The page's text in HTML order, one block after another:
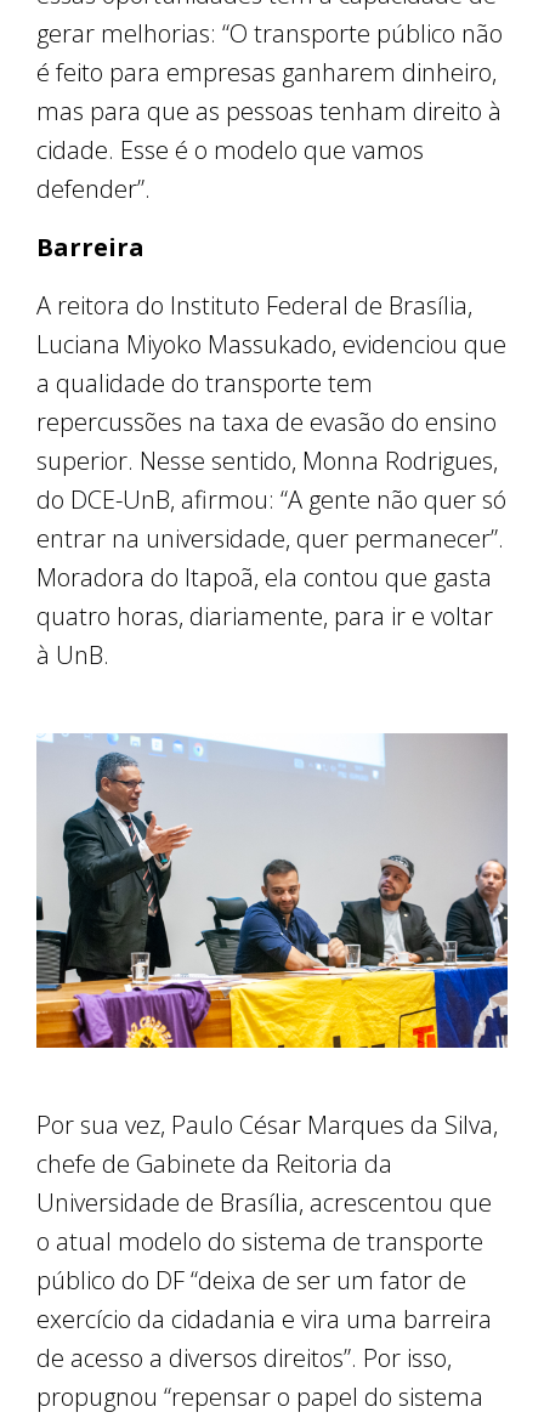
gerar melhorias: “O transporte público não
é feito para empresas ganharem dinheiro,
mas para que as pessoas tenham direito à
cidade. Esse é o modelo que vamos
defender”.
Barreira
A reitora do Instituto Federal de Brasília,
Luciana Miyoko Massukado, evidenciou que
a qualidade do transporte tem
repercussões na taxa de evasão do ensino
superior. Nesse sentido, Monna Rodrigues,
do DCE-UnB, afirmou: “A gente não quer só
entrar na universidade, quer permanecer”.
Moradora do Itapoã, ela contou que gasta
quatro horas, diariamente, para ir e voltar
à UnB.
Por sua vez, Paulo César Marques da Silva,
chefe de Gabinete da Reitoria da
Universidade de Brasília, acrescentou que
o atual modelo do sistema de transporte
público do DF “deixa de ser um fator de
exercício da cidadania e vira uma barreira
de acesso a diversos direitos”. Por isso,
propugnou “repensar o papel do sistema